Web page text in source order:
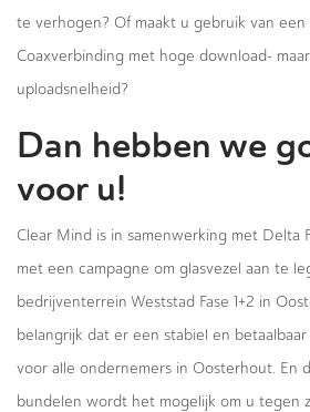
te verhogen? Of maakt u gebruik van een
Coaxverbinding met hoge download-
uploadsnelheid?
Dan hebben we
voor u!
Clear Mind is in samenwerking met Delta
met een campagne om glasvezel aan te
bedrijventerrein Weststad Fase 1+2 in
belangrijk dat er een stabiel en
voor alle ondernemers in Oosterhout. En
bundelen wordt het mogelijk om u tegen